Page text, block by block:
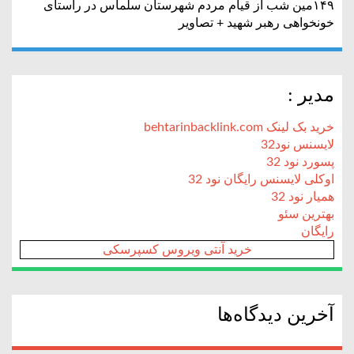
۱۴۹مین شب از قیام مردم شهرستان سلماس در راستای
خونخواهی رهبر شهید + تصاویر
مدیر :
خرید بک لینک behtarinbacklink.com
لایسنس نود32
پسورد نود 32
اوکلی لایسنس رایگان نود 32
همیار نود 32
بهترین سئو
رایگان
خرید آنتی ویروس کسپرسکی
آخرین دیدگاه‌ها